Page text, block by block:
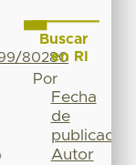
80280
Buscar
en RI
Por
Fecha
de
publicación
Autor